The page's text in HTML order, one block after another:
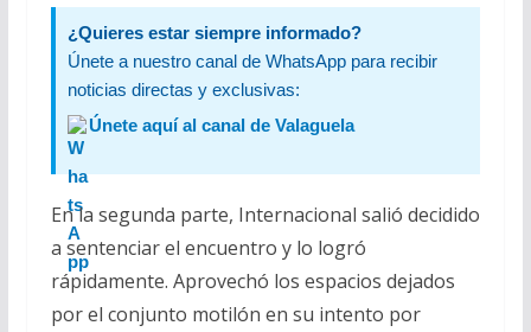
¿Quieres estar siempre informado?
Únete a nuestro canal de WhatsApp para recibir
noticias directas y exclusivas:
Únete aquí al canal de Valaguela
En la segunda parte, Internacional salió decidido
a sentenciar el encuentro y lo logró
rápidamente. Aprovechó los espacios dejados
por el conjunto motilón en su intento por